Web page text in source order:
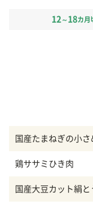
12 ～ 18カ月
国産たまねぎの小さ
鶏ササミひき肉
国産大豆カット絹と